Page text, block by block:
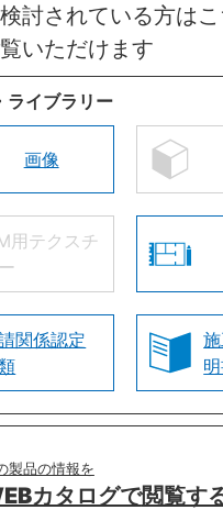
討されている方は
いただけます
ライブラリー
画像
用テクスチ
関係認定
製品の情報を
カタログで閲覧す